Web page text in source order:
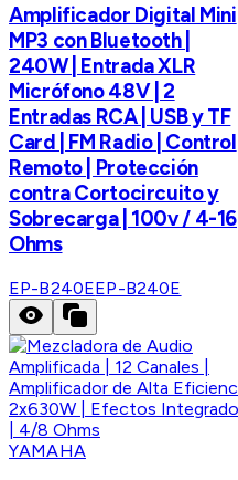
Amplificador Digital Mini
MP3 con Bluetooth |
240W | Entrada XLR
Micrófono 48V | 2
Entradas RCA | USB y TF
Card | FM Radio | Control
Remoto | Protección
contra Cortocircuito y
Sobrecarga | 100v / 4-16
Ohms
EP-B240EEP-B240E
YAMAHA